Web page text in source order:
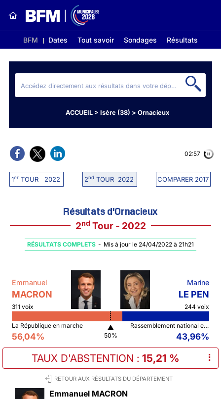
BFM Dates Tout savoir Sondages Résultats
ACCUEIL > Isère (38) > Ornacieux
1erTOUR 2022 2ndTOUR 2022 COMPARER 2017
02:56
Résultats d'Ornacieux
2ndTour - 2022
RÉSULTATS COMPLETS - Mis à jour le 24/04/2022 à 21h21
Emmanuel
MACRON
311 voix
Marine
LE PEN
244 voix
La République en marche
56,04%
▲
50%
Rassemblement national et ses alliés
43,96%
TAUX D'ABSTENTION : 15,21 % ⠇
RETOUR AUX RÉSULTATS DU DÉPARTEMENT
Emmanuel MACRON